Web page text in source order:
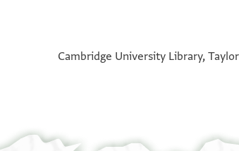
Cambridge University Library,